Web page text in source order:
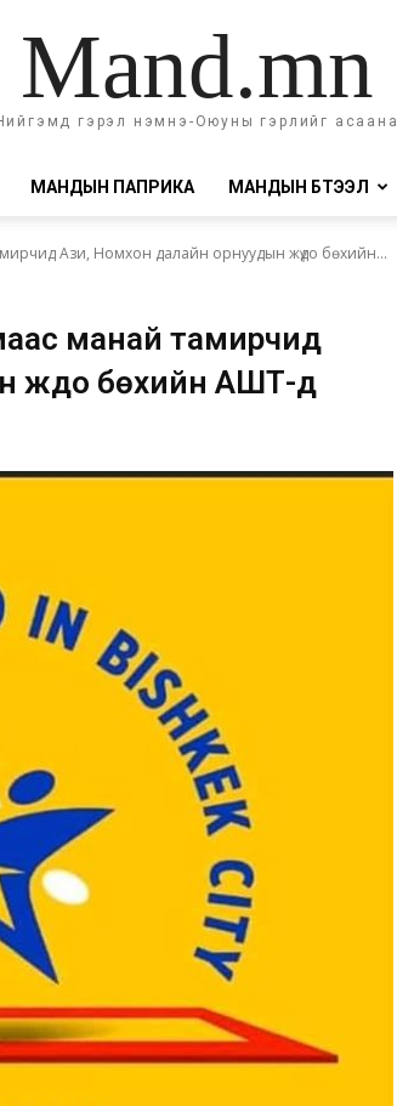
Mand.mn
гэрэл нэмнэ-Оюуны гэрлийг асаана
МАНДЫН ПАПРИКА МАНДЫН БҮТЭЭЛ
Ази, Номхон далайн орнуудын жүдо бөхийн...
манай тамирчид
жүдо бөхийн АШТ-д